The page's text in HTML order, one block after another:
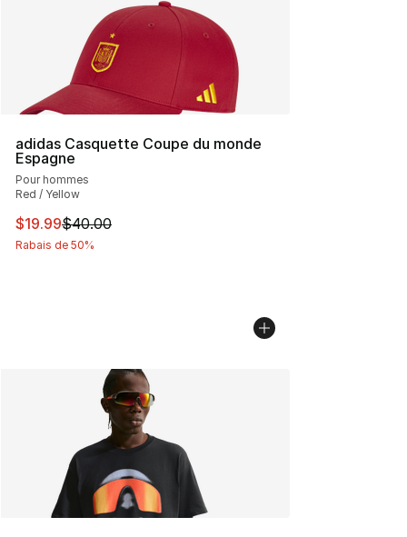
adidas Casquette Coupe du monde
Espagne
Pour hommes
Red / Yellow
Cet article est en solde. Le prix est passé de $40.00 à
$19.99$40.00
Rabais de 50%